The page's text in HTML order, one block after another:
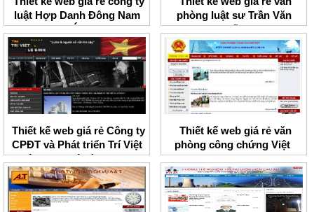
luật Hợp Danh Đông Nam
Á
phòng luật sư Trần Văn
Tuấn
Thiết kế web giá rẻ Công ty
CPĐT và Phát triển Trí Việt
liên danh Lê Bình BCI
Thiết kế web giá rẻ văn
phòng công chứng Việt